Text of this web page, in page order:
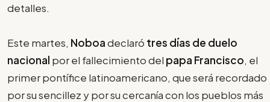
detalles.
Este martes, Noboadeclaró tres días de duelo
nacional por el fallecimiento del papa Francisco, el
primer pontífice latinoamericano, que será recordado
por su sencillez y por su cercanía con los pueblos más